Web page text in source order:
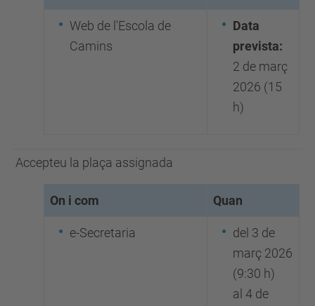
Web de l'Escola de
Camins
Data
prevista:
2 de març
2026 (15
h)
Accepteu la plaça assignada
On i com Quan
e-Secretaria
del 3 de
març 2026
(9:30 h)
al 4 de